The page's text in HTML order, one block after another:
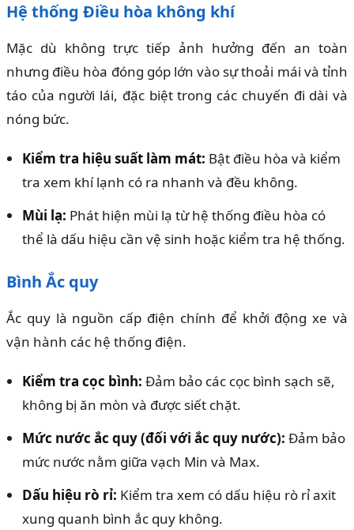
Hệ thống Điều hòa không khí
Mặc dù không trực tiếp ảnh hưởng đến an toàn
nhưng điều hòa đóng góp lớn vào sự thoải mái và tỉnh
táo của người lái, đặc biệt trong các chuyến đi dài và
nóng bức.
Kiểm tra hiệu suất làm mát: Bật điều hòa và kiểm
tra xem khí lạnh có ra nhanh và đều không.
Mùi lạ: Phát hiện mùi lạ từ hệ thống điều hòa có
thể là dấu hiệu cần vệ sinh hoặc kiểm tra hệ thống.
Bình Ắc quy
Ắc quy là nguồn cấp điện chính để khởi động xe và
vận hành các hệ thống điện.
Kiểm tra cọc bình: Đảm bảo các cọc bình sạch sẽ,
không bị ăn mòn và được siết chặt.
Mức nước ắc quy (đối với ắc quy nước): Đảm bảo
mức nước nằm giữa vạch Min và Max.
Dấu hiệu rò rỉ: Kiểm tra xem có dấu hiệu rò rỉ axit
xung quanh bình ắc quy không.